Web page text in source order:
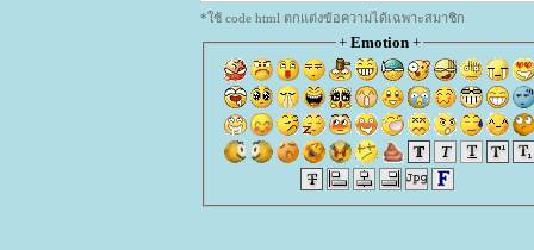
*ใช้ code html ตกแต่งข้อความได้เฉพาะสมาชิก
+ Emotion+